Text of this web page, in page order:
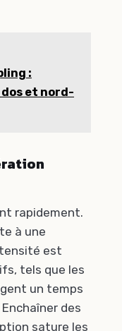
:
et nord-
rapidement.
à une
est
tels que les
un temps
des
sature les